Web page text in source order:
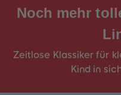
Noch mehr
Zeitlose Klassiker für
Kind in